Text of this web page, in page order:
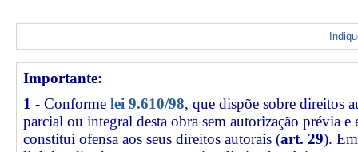
Importante:
1 - Conforme lei 9.610/98, que dispõe sobre direitos
parcial ou integral desta obra sem autorização prévia e
constitui ofensa aos seus direitos autorais (art. 29).